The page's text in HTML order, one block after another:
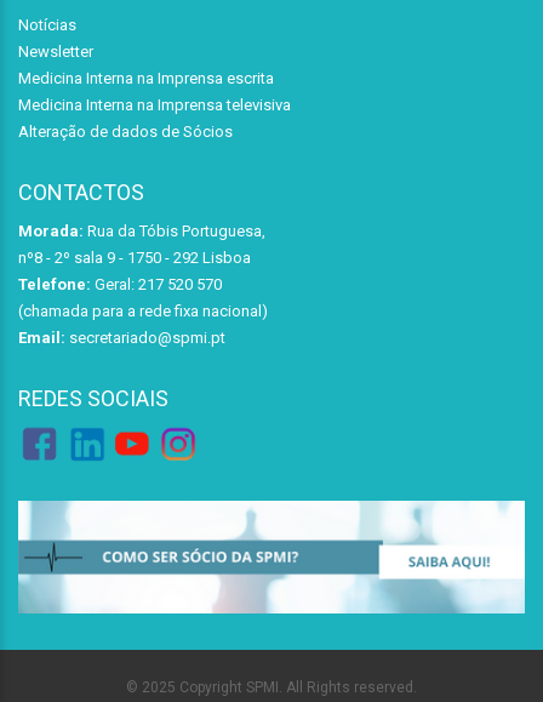
Notícias
Newsletter
Medicina Interna na Imprensa escrita
Medicina Interna na Imprensa televisiva
Alteração de dados de Sócios
CONTACTOS
Morada: Rua da Tóbis Portuguesa,
nº8 - 2º sala 9 - 1750 - 292 Lisboa
Telefone: Geral: 217 520 570
(chamada para a rede fixa nacional)
Email: secretariado@spmi.pt
REDES SOCIAIS
© 2025 Copyright SPMI. All Rights reserved.